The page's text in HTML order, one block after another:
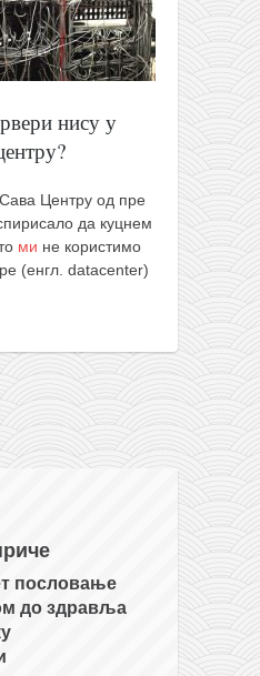
нису у
Сава Центру од пре
да куцнем
ми не користимо
(енгл. datacenter)
пословање
до здравља